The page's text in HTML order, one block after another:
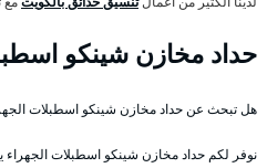
حداد مخازن شينكو
هل تبحث عن حداد مخازن شينكو اسطبلات
نوفر لكم حداد مخازن شينكو اسطبلات